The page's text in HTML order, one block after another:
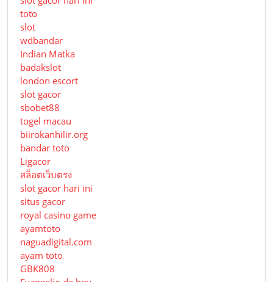
toto
slot
wdbandar
Indian Matka
badakslot
london escort
slot gacor
sbobet88
togel macau
biirokanhilir.org
bandar toto
Ligacor
สล็อตเว็บตรง
slot gacor hari ini
situs gacor
royal casino game
ayamtoto
naguadigital.com
ayam toto
GBK808